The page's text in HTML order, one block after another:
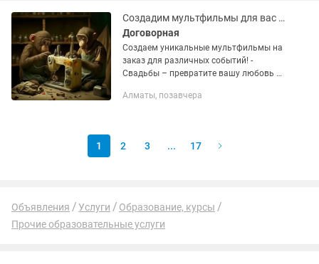
Создадим мультфильмы для вас и напишем сценарию
Договорная
Создаем уникальные мультфильмы на
заказ для различных событий! -
Свадьбы – превратите вашу любовь в
– сделайте подарок незабываемым с
Алматы, позавчера
1 2 3 ... 17
Объявления Услуги
Образование, курсы
Прочие образовательные услуги